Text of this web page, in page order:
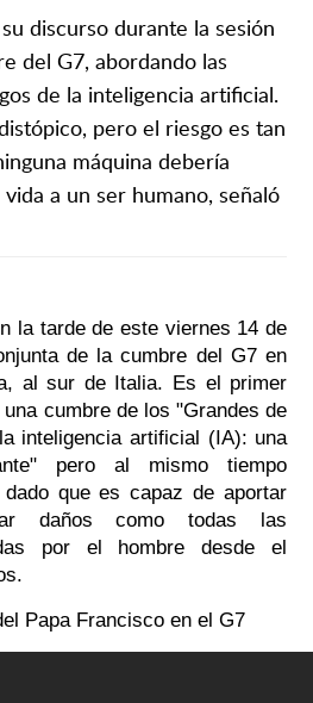
discurso durante la sesión
del G7, abordando las
de la inteligencia artificial.
pero el riesgo es tan
máquina debería
a un ser humano, señaló
la tarde de este viernes 14 de
de la cumbre del G7 en
al sur de Italia. Es el primer
cumbre de los "Grandes de
inteligencia artificial (IA): una
pero al mismo tiempo
que es capaz de aportar
daños como todas las
por el hombre desde el
Papa Francisco en el G7